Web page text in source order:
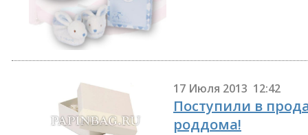
17 Июля 2013 12:42
Поступили в
роддома!